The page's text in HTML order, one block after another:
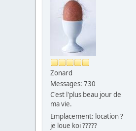
Zonard
Messages: 730
C'est l'plus beau jour de
ma vie.
Emplacement: location ?
je loue koi ?????